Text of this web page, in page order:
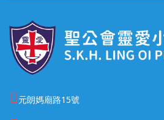
元朗媽廟路15號